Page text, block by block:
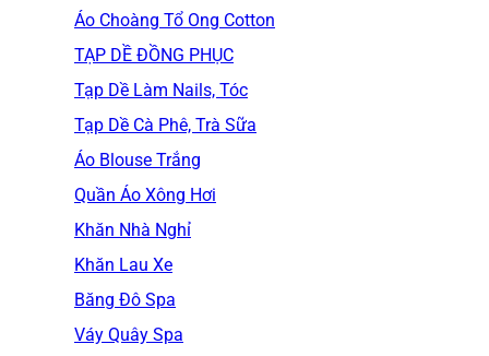
Áo Choàng Tổ Ong Cotton
TẠP DỀ ĐỒNG PHỤC
Tạp Dề Làm Nails, Tóc
Tạp Dề Cà Phê, Trà Sữa
Áo Blouse Trắng
Quần Áo Xông Hơi
Khăn Nhà Nghỉ
Khăn Lau Xe
Băng Đô Spa
Váy Quây Spa